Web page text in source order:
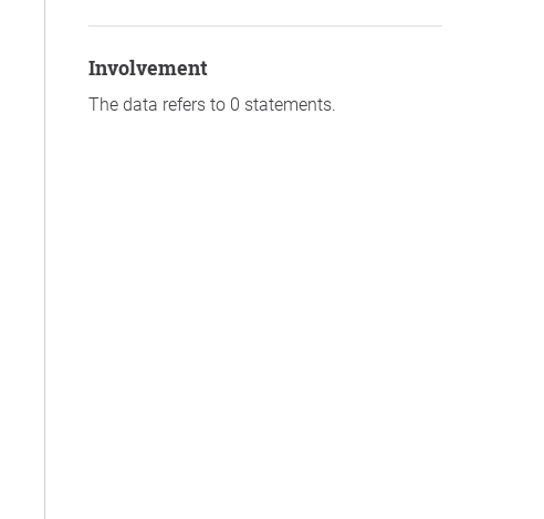
involvement
The data refers to 0 statements.